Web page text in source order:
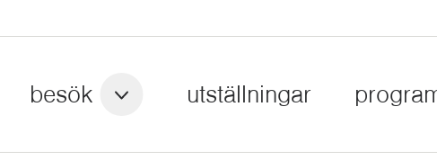
besök utställningar